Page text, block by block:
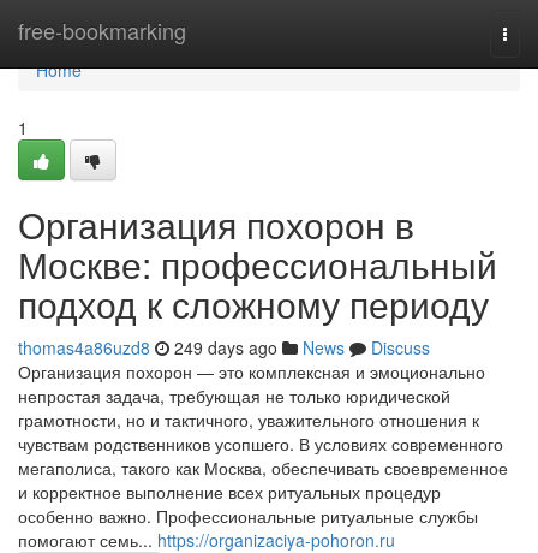
free-bookmarking
Home
Home
1
Организация похорон в
Москве: профессиональный
подход к сложному периоду
thomas4a86uzd8 249 days ago News
Discuss
Организация похорон — это комплексная и эмоционально
непростая задача, требующая не только юридической
грамотности, но и тактичного, уважительного отношения к
чувствам родственников усопшего. В условиях современного
мегаполиса, такого как Москва, обеспечивать своевременное
и корректное выполнение всех ритуальных процедур
особенно важно. Профессиональные ритуальные службы
помогают семь... https://organizaciya-pohoron.ru